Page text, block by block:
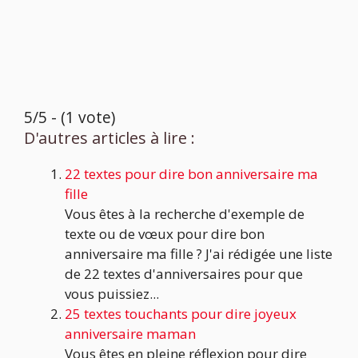
5/5 - (1 vote)
D'autres articles à lire :
22 textes pour dire bon anniversaire ma
fille
Vous êtes à la recherche d'exemple de
texte ou de vœux pour dire bon
anniversaire ma fille ? J'ai rédigée une liste
de 22 textes d'anniversaires pour que
vous puissiez...
25 textes touchants pour dire joyeux
anniversaire maman
Vous êtes en pleine réflexion pour dire